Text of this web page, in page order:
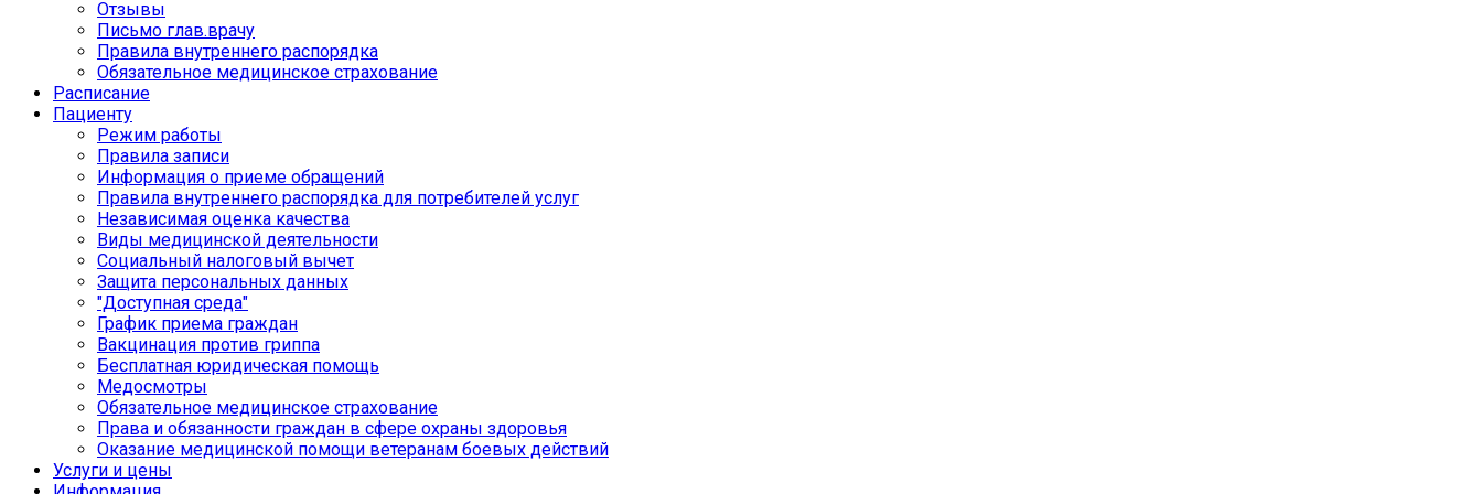
Отзывы
Письмо глав.врачу
Правила внутреннего распорядка
Обязательное медицинское страхование
Расписание
Пациенту
Режим работы
Правила записи
Информация о приеме обращений
Правила внутреннего распорядка для потребителей услуг
Независимая оценка качества
Виды медицинской деятельности
Социальный налоговый вычет
Защита персональных данных
"Доступная среда"
График приема граждан
Вакцинация против гриппа
Бесплатная юридическая помощь
Медосмотры
Обязательное медицинское страхование
Права и обязанности граждан в сфере охраны здоровья
Оказание медицинской помощи ветеранам боевых действий
Услуги и цены